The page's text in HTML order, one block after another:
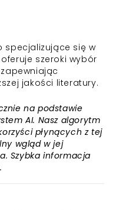
specjalizujące się w
szeroki wybór
jakości literatury.
na podstawie
AI. Nasz algorytm
płynących z tej
wgląd w jej
Szybka informacja